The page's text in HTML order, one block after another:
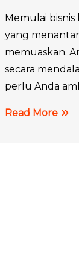
Memulai
yang
memuaskan.
secara
perlu Anda
Read More